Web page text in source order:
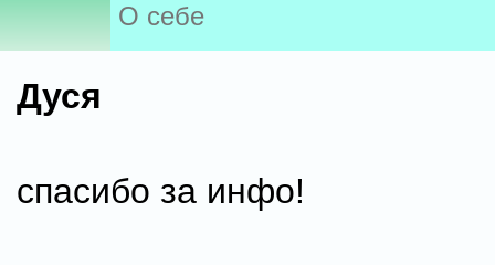
О себе
Дуся
спасибо за инфо!